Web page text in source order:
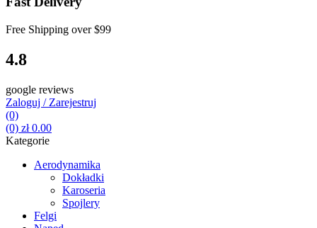
Free Shipping over$99
4.8
google reviews
Zaloguj / Zarejestruj
(0)
(0) zł0.00
Kategorie
Aerodynamika
Dokładki
Karoseria
Spojlery
Felgi